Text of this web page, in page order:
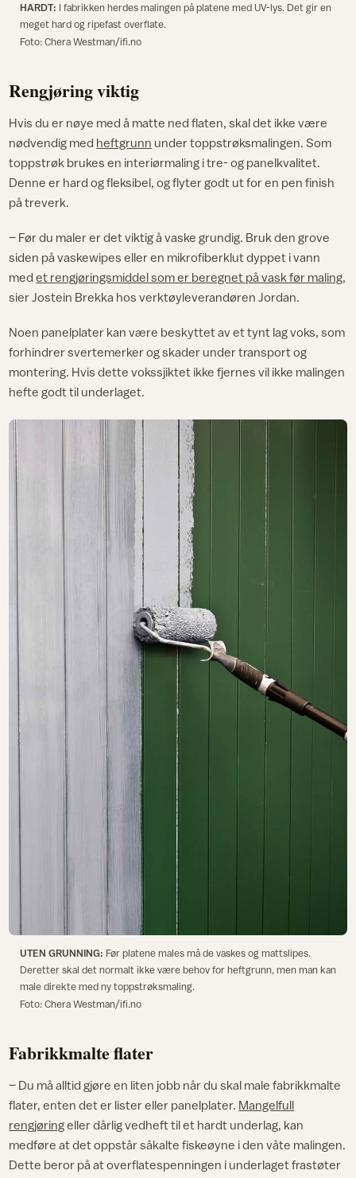
HARDT: I fabrikken herdes malingen på platene med UV-lys. Det gir en
meget hard og ripefast overflate.
Foto: Chera Westman/ifi.no
Rengjøring viktig
Hvis du er nøye med å matte ned flaten, skal det ikke være
nødvendig med heftgrunn under toppstrøksmalingen. Som
toppstrøk brukes en interiørmaling i tre- og panelkvalitet.
Denne er hard og fleksibel, og flyter godt ut for en pen finish
på treverk.
– Før du maler er det viktig å vaske grundig. Bruk den grove
siden på vaskewipes eller en mikrofiberklut dyppet i vann
medet rengjøringsmiddel som er beregnet på vask før maling,
sier Jostein Brekka hos verktøyleverandøren Jordan.
Noen panelplater kan være beskyttet av et tynt lag voks, som
forhindrer svertemerker og skader under transport og
montering. Hvis dette vokssjiktet ikke fjernes vil ikke malingen
hefte godt til underlaget.
UTEN GRUNNING: Før platene males må de vaskes og mattslipes.
Deretter skal det normalt ikke være behov for heftgrunn, men man kan
male direkte med ny toppstrøksmaling.
Foto: Chera Westman/ifi.no
Fabrikkmalte flater
– Du må alltid gjøre en liten jobb når du skal male fabrikkmalte
flater, enten det er lister eller panelplater. Mangelfull
rengjøringeller dårlig vedheft til et hardt underlag, kan
medføre at det oppstår såkalte fiskeøyne i den våte malingen.
Dette beror på at overflatespenningen i underlaget frastøter